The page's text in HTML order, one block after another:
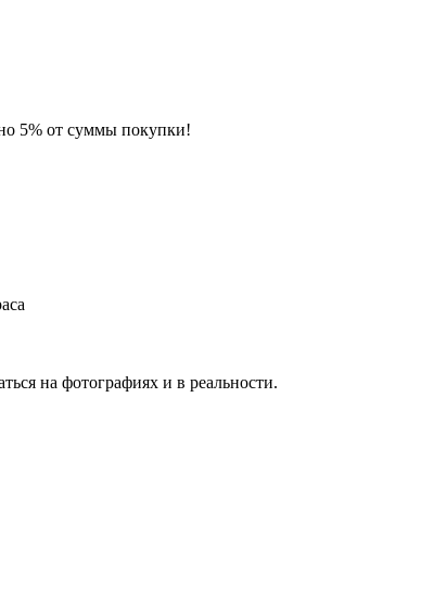
5% от суммы покупки!
на фотографиях и в реальности.